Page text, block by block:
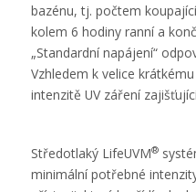
bazénu, tj. počtem
kolem 6 hodiny ranní a
„Standardní napájení“
Vzhledem k velice
intenzitě UV záření
Středotlaký LifeUVM®
minimální potřebné